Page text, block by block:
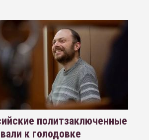
политзаключенные
к голодовке